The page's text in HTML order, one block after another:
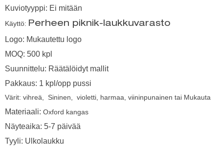
Kuviotyyppi: Ei mitään
Käyttö: Perheen piknik-laukkuvarasto
Logo: Mukautettu logo
MOQ: 500 kpl
Suunnittelu: Räätälöidyt mallit
Pakkaus: 1 kpl/opp pussi
Värit: vihreä, Sininen, violetti, harmaa, viininpunainen tai Mukauta
Materiaali: Oxford kangas
Näyteaika: 5-7 päivää
Tyyli: Ulkolaukku